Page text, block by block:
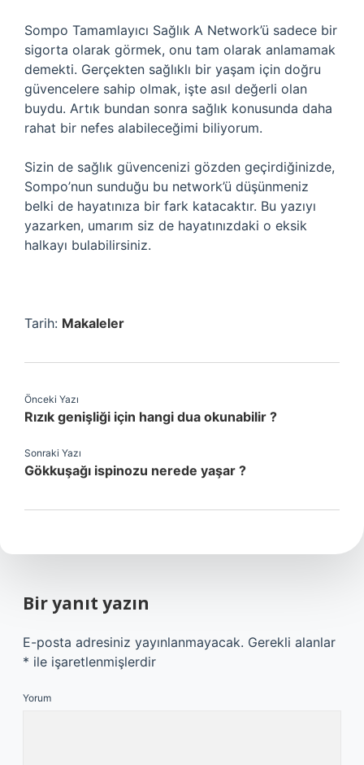
Sompo Tamamlayıcı Sağlık A Network’ü sadece bir
sigorta olarak görmek, onu tam olarak anlamamak
demekti. Gerçekten sağlıklı bir yaşam için doğru
güvencelere sahip olmak, işte asıl değerli olan
buydu. Artık bundan sonra sağlık konusunda daha
rahat bir nefes alabileceğimi biliyorum.
Sizin de sağlık güvencenizi gözden geçirdiğinizde,
Sompo’nun sunduğu bu network’ü düşünmeniz
belki de hayatınıza bir fark katacaktır. Bu yazıyı
yazarken, umarım siz de hayatınızdaki o eksik
halkayı bulabilirsiniz.
Tarih: Makaleler
Önceki Yazı
Rızık genişliği için hangi dua okunabilir ?
Sonraki Yazı
Gökkuşağı ispinozu nerede yaşar ?
Bir yanıt yazın
E-posta adresiniz yayınlanmayacak. Gerekli alanlar
* ile işaretlenmişlerdir
Yorum